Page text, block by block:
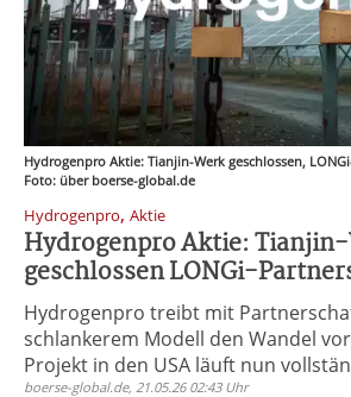
Hydrogenpro Aktie: Tianjin-Werk geschlossen,
Foto: über boerse-global.de
Hydrogenpro, Aktie
Hydrogenpro Aktie:
geschlossen LONGi-
Hydrogenpro treibt mit
schlankerem Modell den Wandel
Projekt in den USA läuft nun
boerse-global.de, 21.05.26 02:43 Uhr